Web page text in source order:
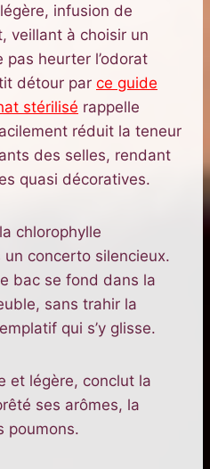
légère, infusion de
veillant à choisir un
heurter l’odorat
détour par ce guide
stérilisé rappelle
réduit la teneur
des selles, rendant
quasi décoratives.
chlorophylle
un concerto silencieux.
bac se fond dans la
sans trahir la
qui s’y glisse.
et légère, conclut la
ses arômes, la
poumons.